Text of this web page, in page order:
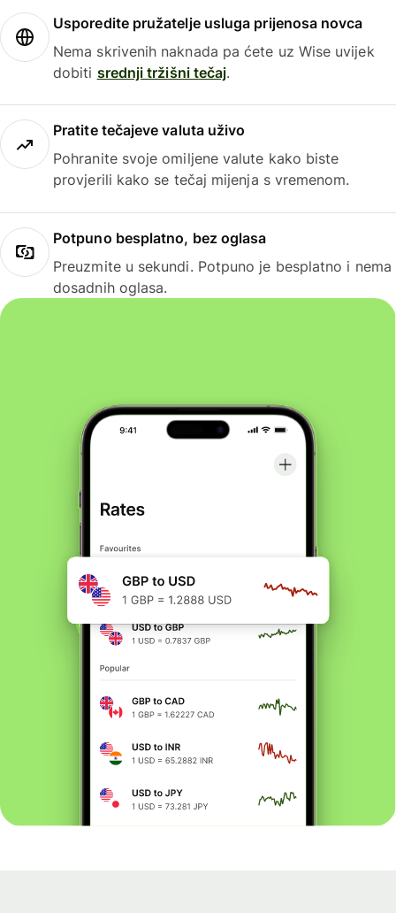
Usporedite pružatelje usluga prijenosa novca
Nema skrivenih naknada pa ćete uz Wise uvijek
dobiti srednji tržišni tečaj.
Pratite tečajeve valuta uživo
Pohranite svoje omiljene valute kako biste
provjerili kako se tečaj mijenja s vremenom.
Potpuno besplatno, bez oglasa
Preuzmite u sekundi. Potpuno je besplatno i nema
dosadnih oglasa.